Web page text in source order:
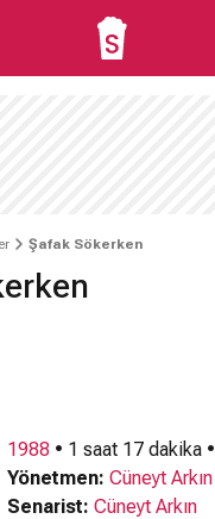
Şafak Sökerken
1988 • 1 saat 17 dakika •
Yönetmen: Cüneyt Arkın
Senarist: Cüneyt Arkın